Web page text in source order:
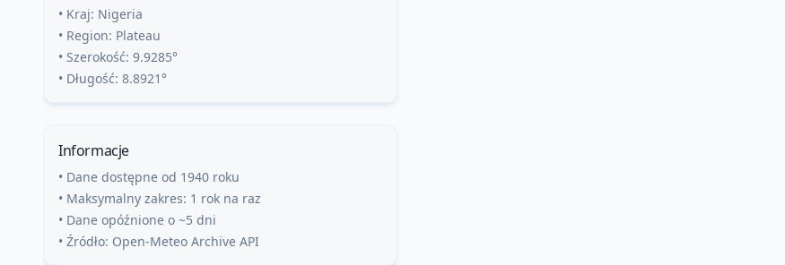
• Kraj: Nigeria
• Region: Plateau
• Szerokość: 9.9285°
• Długość: 8.8921°
Informacje
• Dane dostępne od 1940 roku
• Maksymalny zakres: 1 rok na raz
• Dane opóźnione o ~5 dni
• Źródło: Open-Meteo Archive API